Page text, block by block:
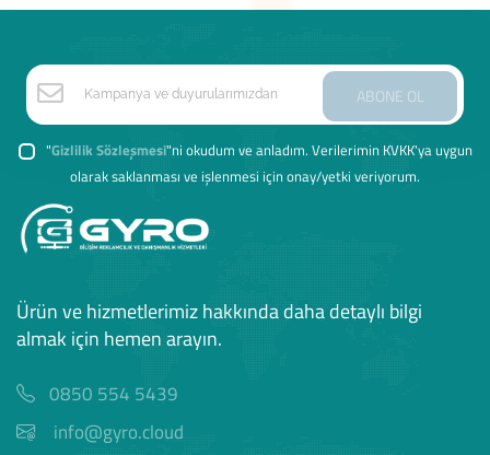
ABONE OL
"Gizlilik Sözleşmesi"ni okudum ve anladım. Verilerimin KVKK'ya uygun
olarak saklanması ve işlenmesi için onay/yetki veriyorum.
Ürün ve hizmetlerimiz hakkında daha detaylı bilgi
almak için hemen arayın.
0850 554 5439
info@gyro.cloud